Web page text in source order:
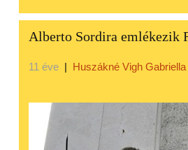
Alberto Sordira emlékezik
11 éve | Huszákné Vigh Gabriella